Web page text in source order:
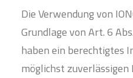
Die Verwendung von
Grundlage von Art. 6
haben ein berechtigtes
möglichst